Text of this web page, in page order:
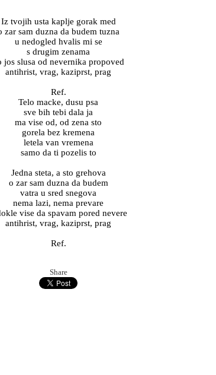
Iz tvojih usta kaplje gorak med
zar sam duzna da budem tuzna
u nedogled hvalis mi se
s drugim zenama
jos slusa od nevernika propoved
antihrist, vrag, kaziprst, prag
Ref.
Telo macke, dusu psa
sve bih tebi dala ja
ma vise od, od zena sto
gorela bez kremena
letela van vremena
samo da ti pozelis to
Jedna steta, a sto grehova
o zar sam duzna da budem
vatra u sred snegova
nema lazi, nema prevare
vise da spavam pored nevere
antihrist, vrag, kaziprst, prag
Ref.
Share